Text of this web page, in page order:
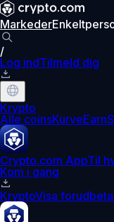
Markeder
/
Log indTilmeld dig
Krypto
Alle coinsKurveEarn
Crypto.com AppTil
Kom i gang
KryptoVisa